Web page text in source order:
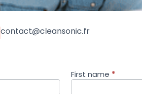
contact@cleansonic.fr
First name *